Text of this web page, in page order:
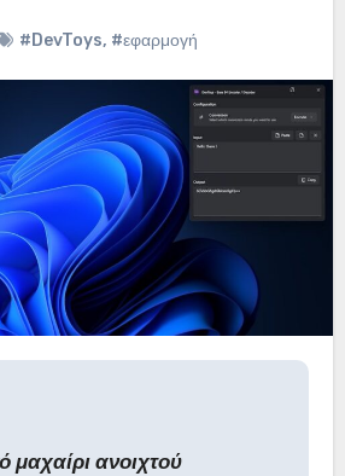
#DevToys, #εφαρμογή
μαχαίρι ανοιχτού